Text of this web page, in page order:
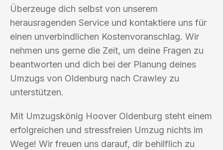
Überzeuge dich selbst von unserem
herausragenden Service und kontaktiere uns für
einen unverbindlichen Kostenvoranschlag. Wir
nehmen uns gerne die Zeit, um deine Fragen zu
beantworten und dich bei der Planung deines
Umzugs von Oldenburg nach Crawley zu
unterstützen.
Mit Umzugskönig Hoover Oldenburg steht einem
erfolgreichen und stressfreien Umzug nichts im
Wege! Wir freuen uns darauf, dir behilflich zu